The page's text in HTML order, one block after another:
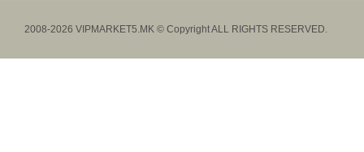
2008-2026 VIPMARKET5.MK © Copyright ALL RIGHTS RESERVED.